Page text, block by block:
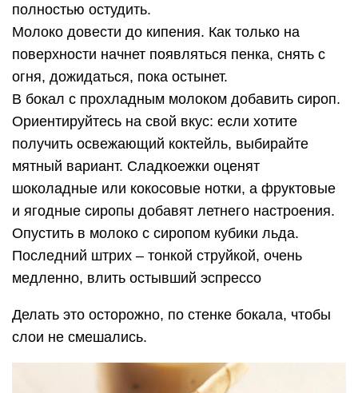
полностью остудить.
Молоко довести до кипения. Как только на
поверхности начнет появляться пенка, снять с
огня, дожидаться, пока остынет.
В бокал с прохладным молоком добавить сироп.
Ориентируйтесь на свой вкус: если хотите
получить освежающий коктейль, выбирайте
мятный вариант. Сладкоежки оценят
шоколадные или кокосовые нотки, а фруктовые
и ягодные сиропы добавят летнего настроения.
Опустить в молоко с сиропом кубики льда.
Последний штрих – тонкой струйкой, очень
медленно, влить остывший эспрессо
Делать это осторожно, по стенке бокала, чтобы
слои не смешались.